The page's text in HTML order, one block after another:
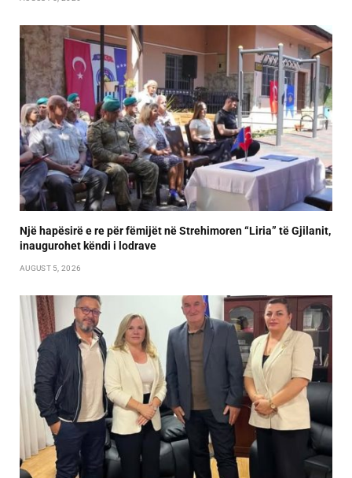
Një hapësirë e re për fëmijët në Strehimoren “Liria” të Gjilanit,
inaugurohet këndi i lodrave
AUGUST 5, 2026